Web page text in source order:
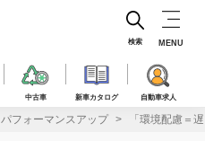
中古車 新車カタログ 自動車求人
検索 MENU
パフォーマンスアップ 「環境配慮＝